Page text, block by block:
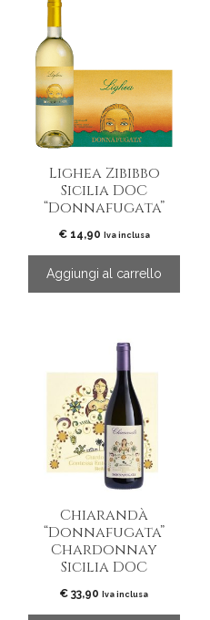
Lighea Zibibbo
Sicilia DOC
“Donnafugata”
€14,90 Iva inclusa
Aggiungi al carrello
Chiarandà
“Donnafugata”
Chardonnay
Sicilia DOC
€ 33,90 Iva inclusa